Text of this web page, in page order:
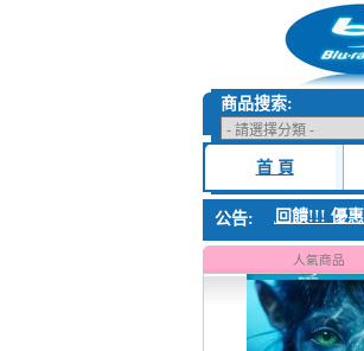
商品搜索:
首 頁
公告:
1. 父親節感恩回饋!!! 優惠時
人氣商品
1.【平裝版藍光】[英] 阿
之道 (2022)〈台版